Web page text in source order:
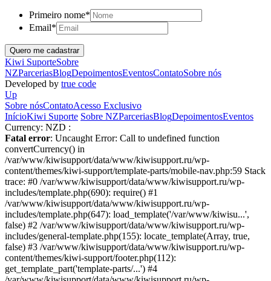
Primeiro nome*
Email*
Kiwi SuporteSobre
NZParceriasBlogDepoimentosEventosContatoSobre nós
Developed by true code
Up
Sobre nósContatoAcesso Exclusivo
InícioKiwi Suporte Sobre NZParceriasBlogDepoimentosEventos
Currency: NZD :
Fatal error: Uncaught Error: Call to undefined function
convertCurrency() in
/var/www/kiwisupport/data/www/kiwisupport.ru/wp-
content/themes/kiwi-support/template-parts/mobile-nav.php:59 Stack
trace: #0 /var/www/kiwisupport/data/www/kiwisupport.ru/wp-
includes/template.php(690): require() #1
/var/www/kiwisupport/data/www/kiwisupport.ru/wp-
includes/template.php(647): load_template('/var/www/kiwisu...',
false) #2 /var/www/kiwisupport/data/www/kiwisupport.ru/wp-
includes/general-template.php(155): locate_template(Array, true,
false) #3 /var/www/kiwisupport/data/www/kiwisupport.ru/wp-
content/themes/kiwi-support/footer.php(112):
get_template_part('template-parts/...') #4